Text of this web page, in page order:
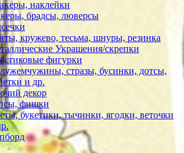
наклейки
брадсы, люверсы
кружево, тесьма, шнуры, резинка
Украшения/скрепки
фигурки
стразы, бусинки, дотсы,
и др.
декор
фишки
букетики, тычинки, ягодки, веточки